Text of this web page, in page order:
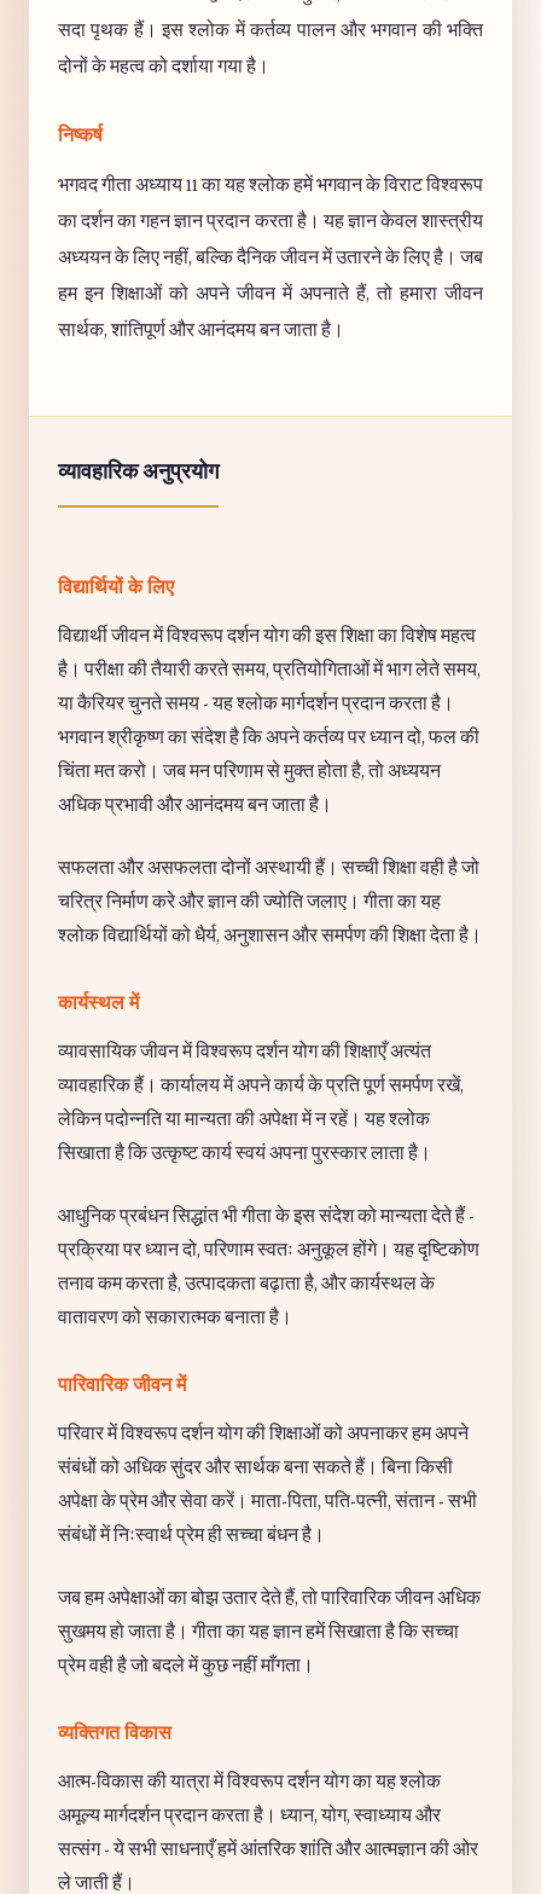
सदा पृथक हैं। इस श्लोक में कर्तव्य पालन और भगवान की भक्ति
दोनों के महत्व को दर्शाया गया है।
निष्कर्ष
भगवद गीता अध्याय 11 का यह श्लोक हमें भगवान के विराट विश्वरूप
का दर्शन का गहन ज्ञान प्रदान करता है। यह ज्ञान केवल शास्त्रीय
अध्ययन के लिए नहीं, बल्कि दैनिक जीवन में उतारने के लिए है। जब
हम इन शिक्षाओं को अपने जीवन में अपनाते हैं, तो हमारा जीवन
सार्थक, शांतिपूर्ण और आनंदमय बन जाता है।
व्यावहारिक अनुप्रयोग
विद्यार्थियों के लिए
विद्यार्थी जीवन में विश्वरूप दर्शन योग की इस शिक्षा का विशेष महत्व
है। परीक्षा की तैयारी करते समय, प्रतियोगिताओं में भाग लेते समय,
या कैरियर चुनते समय - यह श्लोक मार्गदर्शन प्रदान करता है।
भगवान श्रीकृष्ण का संदेश है कि अपने कर्तव्य पर ध्यान दो, फल की
चिंता मत करो। जब मन परिणाम से मुक्त होता है, तो अध्ययन
अधिक प्रभावी और आनंदमय बन जाता है।
सफलता और असफलता दोनों अस्थायी हैं। सच्ची शिक्षा वही है जो
चरित्र निर्माण करे और ज्ञान की ज्योति जलाए। गीता का यह
श्लोक विद्यार्थियों को धैर्य, अनुशासन और समर्पण की शिक्षा देता है।
कार्यस्थल में
व्यावसायिक जीवन में विश्वरूप दर्शन योग की शिक्षाएँ अत्यंत
व्यावहारिक हैं। कार्यालय में अपने कार्य के प्रति पूर्ण समर्पण रखें,
लेकिन पदोन्नति या मान्यता की अपेक्षा में न रहें। यह श्लोक
सिखाता है कि उत्कृष्ट कार्य स्वयं अपना पुरस्कार लाता है।
आधुनिक प्रबंधन सिद्धांत भी गीता के इस संदेश को मान्यता देते हैं -
प्रक्रिया पर ध्यान दो, परिणाम स्वतः अनुकूल होंगे। यह दृष्टिकोण
तनाव कम करता है, उत्पादकता बढ़ाता है, और कार्यस्थल के
वातावरण को सकारात्मक बनाता है।
पारिवारिक जीवन में
परिवार में विश्वरूप दर्शन योग की शिक्षाओं को अपनाकर हम अपने
संबंधों को अधिक सुंदर और सार्थक बना सकते हैं। बिना किसी
अपेक्षा के प्रेम और सेवा करें। माता-पिता, पति-पत्नी, संतान - सभी
संबंधों में निःस्वार्थ प्रेम ही सच्चा बंधन है।
जब हम अपेक्षाओं का बोझ उतार देते हैं, तो पारिवारिक जीवन अधिक
सुखमय हो जाता है। गीता का यह ज्ञान हमें सिखाता है कि सच्चा
प्रेम वही है जो बदले में कुछ नहीं माँगता।
व्यक्तिगत विकास
आत्म-विकास की यात्रा में विश्वरूप दर्शन योग का यह श्लोक
अमूल्य मार्गदर्शन प्रदान करता है। ध्यान, योग, स्वाध्याय और
सत्संग - ये सभी साधनाएँ हमें आंतरिक शांति और आत्मज्ञान की ओर
ले जाती हैं।